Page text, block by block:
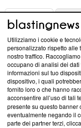
ABOUT
Questa sezione offre
News, sui nostri
creare news di
‘Trust Project - News
ancora membro del
parte; Trust Project
conformità agli
Su di noi
Utilizziamo i cookie e
personalizzato rispetto alle
nostro traffico.
occupano di analisi dei
informazioni sul tuo
dispositivo, i quali
fornito loro o che hanno
acconsentire all’uso di tali
presente su questo
eventualmente negando il
parte dei partner terzi,